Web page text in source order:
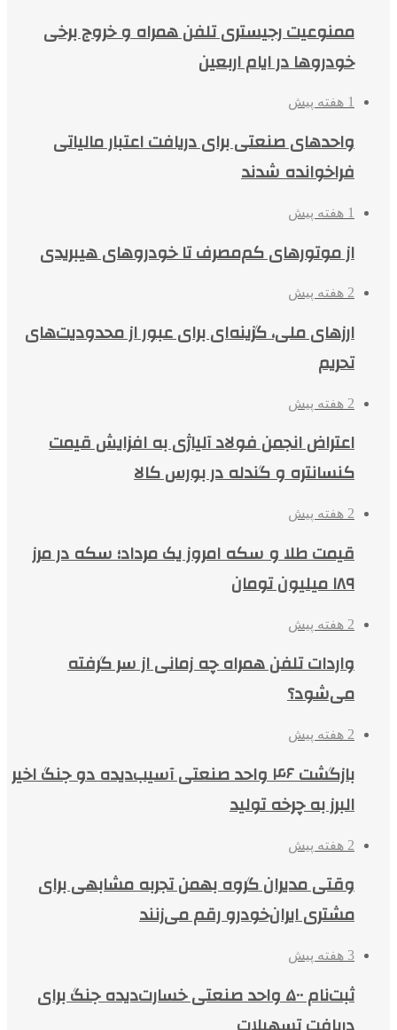
ممنوعیت رجیستری تلفن همراه و خروج برخی
خودروها در ایام اربعین
1 هفته پیش
واحدهای صنعتی برای دریافت اعتبار مالیاتی
فراخوانده شدند
1 هفته پیش
از موتورهای کم‌مصرف تا خودروهای هیبریدی
2 هفته پیش
ارزهای ملی، گزینه‌ای برای عبور از محدودیت‌های
تحریم
2 هفته پیش
اعتراض انجمن فولاد آلیاژی به افزایش قیمت
کنسانتره و گندله در بورس کالا
2 هفته پیش
قیمت طلا و سکه امروز یک مرداد؛ سکه در مرز
۱۸۹ میلیون تومان
2 هفته پیش
واردات تلفن همراه چه زمانی از سر گرفته
می‌شود؟
2 هفته پیش
بازگشت ۴۶ واحد صنعتی آسیب‌دیده دو جنگ اخیر
البرز به چرخه تولید
2 هفته پیش
وقتی مدیران گروه بهمن تجربه مشابهی برای
مشتری ایران‌خودرو رقم می‌زنند
3 هفته پیش
ثبت‌نام ۵۰۰ واحد صنعتی خسارت‌دیده جنگ برای